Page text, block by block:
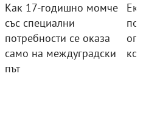
Как 17-годишно момче
със специални
потребности се оказа
само на междуградски
път